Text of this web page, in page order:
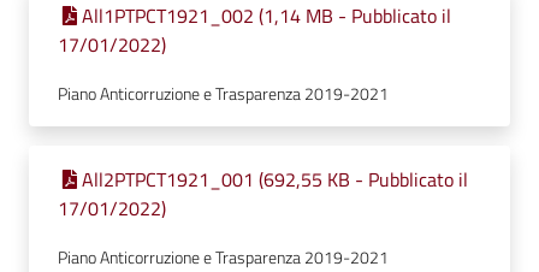
All1PTPCT1921_002 (1,14 MB - Pubblicato il
17/01/2022)
Piano Anticorruzione e Trasparenza 2019-2021
All2PTPCT1921_001 (692,55 KB - Pubblicato il
17/01/2022)
Piano Anticorruzione e Trasparenza 2019-2021